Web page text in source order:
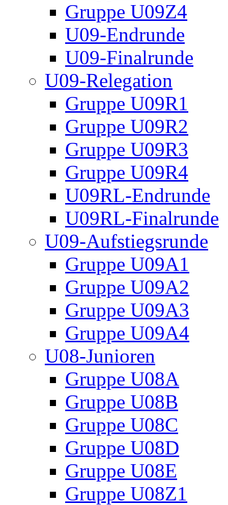
Gruppe U09Z4
U09-Endrunde
U09-Finalrunde
U09-Relegation
Gruppe U09R1
Gruppe U09R2
Gruppe U09R3
Gruppe U09R4
U09RL-Endrunde
U09RL-Finalrunde
U09-Aufstiegsrunde
Gruppe U09A1
Gruppe U09A2
Gruppe U09A3
Gruppe U09A4
U08-Junioren
Gruppe U08A
Gruppe U08B
Gruppe U08C
Gruppe U08D
Gruppe U08E
Gruppe U08Z1